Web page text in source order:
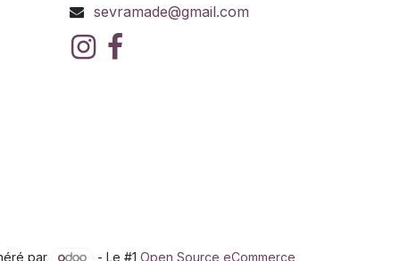
sevramade@gmail.com
par - Le #1 Open Source eCommerce